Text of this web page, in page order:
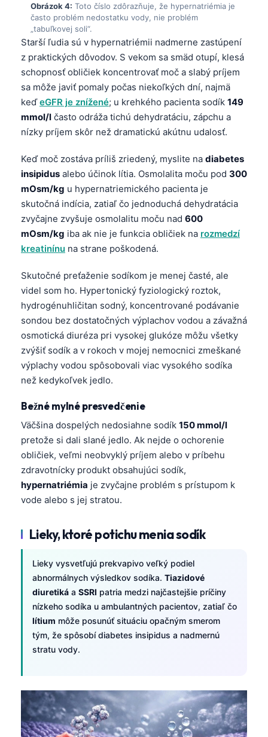
Obrázok 4: Toto číslo zdôrazňuje, že hypernatriémia je
často problém nedostatku vody, nie problém
„tabuľkovej soli“.
Starší ľudia sú v hypernatriémii nadmerne zastúpení
z praktických dôvodov. S vekom sa smäd otupí, klesá
schopnosť obličiek koncentrovať moč a slabý príjem
sa môže javiť pomaly počas niekoľkých dní, najmä
keďeGFR je znížené; u krehkého pacienta sodík 149
mmol/l často odráža tichú dehydratáciu, zápchu a
nízky príjem skôr než dramatickú akútnu udalosť.
Keď moč zostáva príliš zriedený, myslite na diabetes
insipidus alebo účinok lítia. Osmolalita moču pod 300
mOsm/kg u hypernatriemického pacienta je
skutočná indícia, zatiaľ čo jednoduchá dehydratácia
zvyčajne zvyšuje osmolalitu moču nad 600
mOsm/kg iba ak nie je funkcia obličiek na rozmedzí
kreatinínu na strane poškodená.
Skutočné preťaženie sodíkom je menej časté, ale
videl som ho. Hypertonický fyziologický roztok,
hydrogénuhličitan sodný, koncentrované podávanie
sondou bez dostatočných výplachov vodou a závažná
osmotická diuréza pri vysokej glukóze môžu všetky
zvýšiť sodík a v rokoch v mojej nemocnici zmeškané
výplachy vodou spôsobovali viac vysokého sodíka
než kedykoľvek jedlo.
Bežné mylné presvedčenie
Väčšina dospelých nedosiahne sodík 150 mmol/l
pretože si dali slané jedlo. Ak nejde o ochorenie
obličiek, veľmi neobvyklý príjem alebo v príbehu
zdravotnícky produkt obsahujúci sodík,
hypernatriémia je zvyčajne problém s prístupom k
vode alebo s jej stratou.
Lieky, ktoré potichu menia sodík
Lieky vysvetľujú prekvapivo veľký podiel
abnormálnych výsledkov sodíka. Tiazidové
diuretiká a SSRI patria medzi najčastejšie príčiny
nízkeho sodíka u ambulantných pacientov, zatiaľ čo
lítium môže posunúť situáciu opačným smerom
tým, že spôsobí diabetes insipidus a nadmernú
stratu vody.